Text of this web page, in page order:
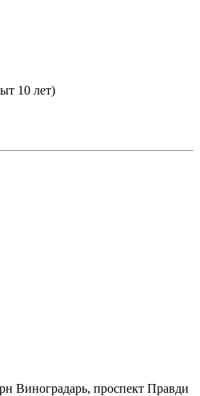
10 лет)
Виноградарь, проспект Правди